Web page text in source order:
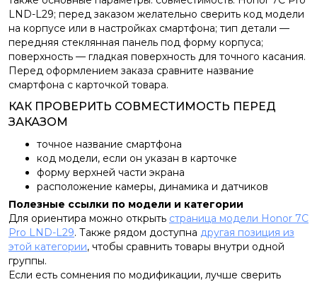
LND-L29; перед заказом желательно сверить код модели
на корпусе или в настройках смартфона; тип детали —
передняя стеклянная панель под форму корпуса;
поверхность — гладкая поверхность для точного касания.
Перед оформлением заказа сравните название
смартфона с карточкой товара.
КАК ПРОВЕРИТЬ СОВМЕСТИМОСТЬ ПЕРЕД
ЗАКАЗОМ
точное название смартфона
код модели, если он указан в карточке
форму верхней части экрана
расположение камеры, динамика и датчиков
Полезные ссылки по модели и категории
Для ориентира можно открыть страница модели Honor 7C
Pro LND-L29. Также рядом доступна другая позиция из
этой категории, чтобы сравнить товары внутри одной
группы.
Если есть сомнения по модификации, лучше сверить